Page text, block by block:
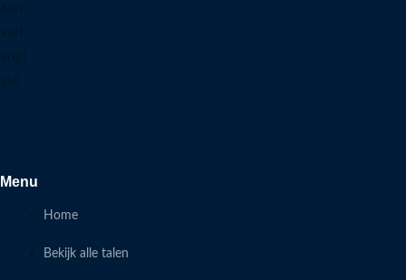
Menu
Home
Bekijk alle talen